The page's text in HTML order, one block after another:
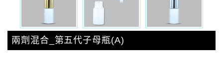
兩劑混合_第五代子母瓶(A)